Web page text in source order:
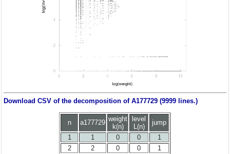
Download CSV of the decomposition of A177729 (9999 lines.)
n a177729 weight
k(n)
level
L(n)
jump
1
1 0 0
1
2
2 0 0
1